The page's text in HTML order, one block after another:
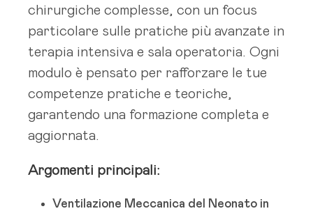
chirurgiche complesse, con un focus
particolare sulle pratiche più avanzate in
terapia intensiva e sala operatoria. Ogni
modulo è pensato per rafforzare le tue
competenze pratiche e teoriche,
garantendo una formazione completa e
aggiornata.
Argomenti principali:
Ventilazione Meccanica del Neonato in